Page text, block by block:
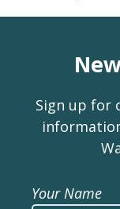
Sign up for
Your Name